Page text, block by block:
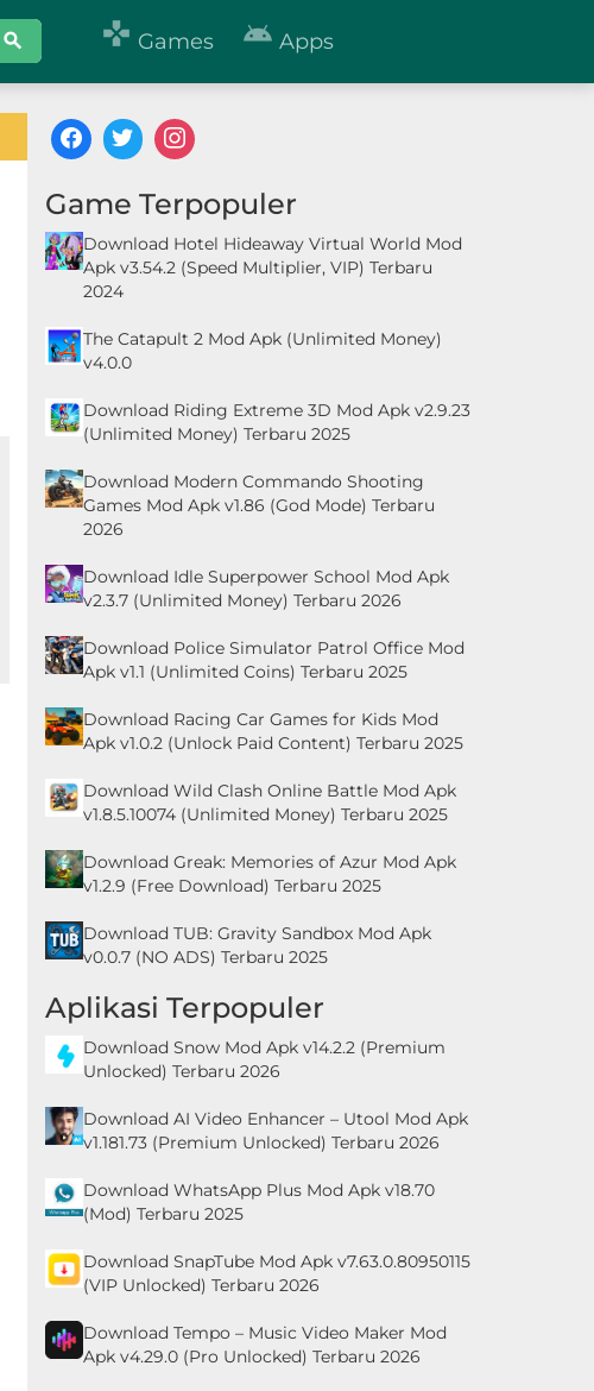
 Games  Apps
Game Terpopuler
Download Hotel Hideaway Virtual World Mod
Apk v3.54.2 (Speed Multiplier, VIP) Terbaru
2024
The Catapult 2 Mod Apk (Unlimited Money)
v4.0.0
Download Riding Extreme 3D Mod Apk v2.9.23
(Unlimited Money) Terbaru 2025
Download Modern Commando Shooting
Games Mod Apk v1.86 (God Mode) Terbaru
2026
Download Idle Superpower School Mod Apk
v2.3.7 (Unlimited Money) Terbaru 2026
Download Police Simulator Patrol Office Mod
Apk v1.1 (Unlimited Coins) Terbaru 2025
Download Racing Car Games for Kids Mod
Apk v1.0.2 (Unlock Paid Content) Terbaru 2025
Download Wild Clash Online Battle Mod Apk
v1.8.5.10074 (Unlimited Money) Terbaru 2025
Download Greak: Memories of Azur Mod Apk
v1.2.9 (Free Download) Terbaru 2025
Download TUB: Gravity Sandbox Mod Apk
v0.0.7 (NO ADS) Terbaru 2025
Aplikasi Terpopuler
Download Snow Mod Apk v14.2.2 (Premium
Unlocked) Terbaru 2026
Download AI Video Enhancer – Utool Mod Apk
v1.181.73 (Premium Unlocked) Terbaru 2026
Download WhatsApp Plus Mod Apk v18.70
(Mod) Terbaru 2025
Download SnapTube Mod Apk v7.63.0.80950115
(VIP Unlocked) Terbaru 2026
Download Tempo – Music Video Maker Mod
Apk v4.29.0 (Pro Unlocked) Terbaru 2026